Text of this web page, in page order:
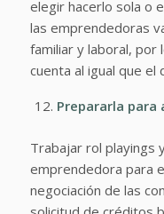
elegir hacerlo sola o
las emprendedoras
familiar y laboral, por
cuenta al igual que el
Prepararla
Trabajar rol playings
emprendedora para
negociación de las